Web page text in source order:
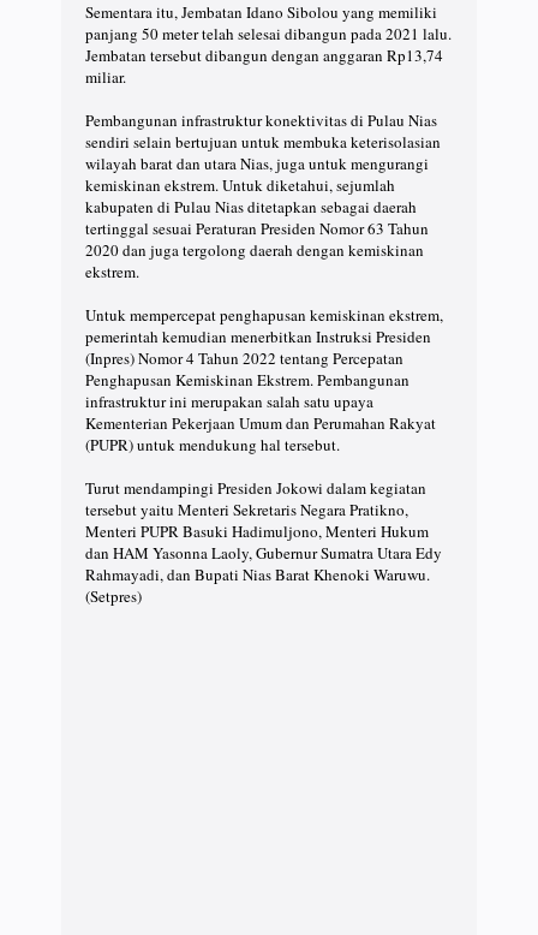
Sementara itu, Jembatan Idano Sibolou yang memiliki
panjang 50 meter telah selesai dibangun pada 2021 lalu.
Jembatan tersebut dibangun dengan anggaran Rp13,74
miliar.
Pembangunan infrastruktur konektivitas di Pulau Nias
sendiri selain bertujuan untuk membuka keterisolasian
wilayah barat dan utara Nias, juga untuk mengurangi
kemiskinan ekstrem. Untuk diketahui, sejumlah
kabupaten di Pulau Nias ditetapkan sebagai daerah
tertinggal sesuai Peraturan Presiden Nomor 63 Tahun
2020 dan juga tergolong daerah dengan kemiskinan
ekstrem.
Untuk mempercepat penghapusan kemiskinan ekstrem,
pemerintah kemudian menerbitkan Instruksi Presiden
(Inpres) Nomor 4 Tahun 2022 tentang Percepatan
Penghapusan Kemiskinan Ekstrem. Pembangunan
infrastruktur ini merupakan salah satu upaya
Kementerian Pekerjaan Umum dan Perumahan Rakyat
(PUPR) untuk mendukung hal tersebut.
Turut mendampingi Presiden Jokowi dalam kegiatan
tersebut yaitu Menteri Sekretaris Negara Pratikno,
Menteri PUPR Basuki Hadimuljono, Menteri Hukum
dan HAM Yasonna Laoly, Gubernur Sumatra Utara Edy
Rahmayadi, dan Bupati Nias Barat Khenoki Waruwu.
(Setpres)